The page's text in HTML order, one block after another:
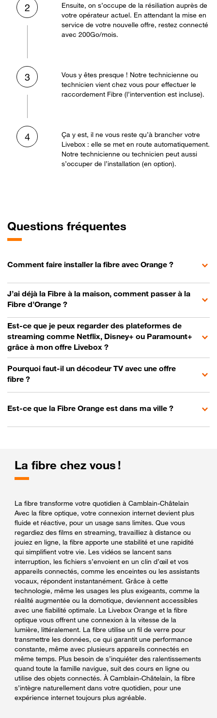
2
Ensuite, on s’occupe de la résiliation auprès de
votre opérateur actuel. En attendant la mise en
service de votre nouvelle offre, restez connecté
avec 200Go/mois.
3
Vous y êtes presque ! Notre technicienne ou
technicien vient chez vous pour effectuer le
raccordement Fibre (l’intervention est incluse).
4
Ça y est, il ne vous reste qu’à brancher votre
Livebox : elle se met en route automatiquement.
Notre technicienne ou technicien peut aussi
s’occuper de l’installation (en option).
Questions fréquentes
Comment faire installer la fibre avec Orange ?
J’ai déjà la Fibre à la maison, comment passer à la
Fibre d’Orange ?
Est-ce que je peux regarder des plateformes de
streaming comme Netflix, Disney+ ou Paramount+
grâce à mon offre Livebox ?
Pourquoi faut-il un décodeur TV avec une offre
fibre ?
Est-ce que la Fibre Orange est dans ma ville ?
La fibre chez vous !
La fibre transforme votre quotidien à Camblain-Châtelain
Avec la fibre optique, votre connexion internet devient plus
fluide et réactive, pour un usage sans limites. Que vous
regardiez des films en streaming, travailliez à distance ou
jouiez en ligne, la fibre apporte une stabilité et une rapidité
qui simplifient votre vie. Les vidéos se lancent sans
interruption, les fichiers s’envoient en un clin d’œil et vos
appareils connectés, comme les enceintes ou les assistants
vocaux, répondent instantanément. Grâce à cette
technologie, même les usages les plus exigeants, comme la
réalité augmentée ou la domotique, deviennent accessibles
avec une fiabilité optimale. La Livebox Orange et la fibre
optique vous offrent une connexion à la vitesse de la
lumière, littéralement. La fibre utilise un fil de verre pour
transmettre les données, ce qui garantit une performance
constante, même avec plusieurs appareils connectés en
même temps. Plus besoin de s’inquiéter des ralentissements
quand toute la famille navigue, suit des cours en ligne ou
utilise des objets connectés. À Camblain-Châtelain, la fibre
s’intègre naturellement dans votre quotidien, pour une
expérience internet toujours plus agréable.